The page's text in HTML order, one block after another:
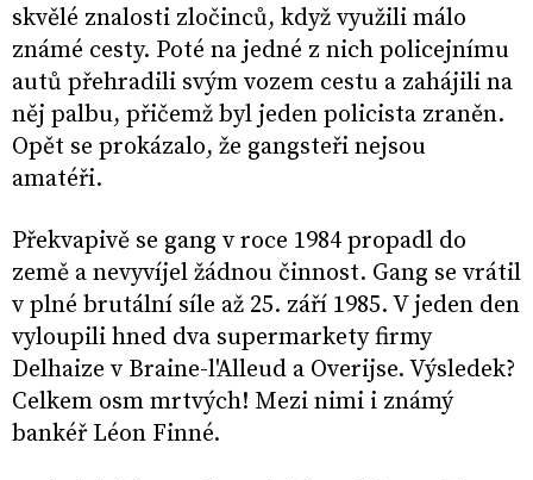
skvělé znalosti zločinců, když využili málo
známé cesty. Poté na jedné z nich policejnímu
autů přehradili svým vozem cestu a zahájili na
něj palbu, přičemž byl jeden policista zraněn.
Opět se prokázalo, že gangsteři nejsou
amatéři.
Překvapivě se gang v roce 1984 propadl do
země a nevyvíjel žádnou činnost. Gang se vrátil
v plné brutální síle až 25. září 1985. V jeden den
vyloupili hned dva supermarkety firmy
Delhaize v Braine-l'Alleud a Overijse. Výsledek?
Celkem osm mrtvých! Mezi nimi i známý
bankéř Léon Finné.